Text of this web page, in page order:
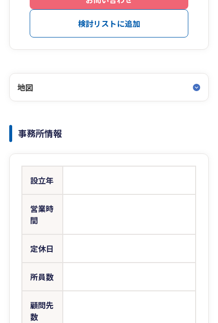
検討リストに追加
地図
事務所情報
設立年
営業時
間
定休日
所員数
顧問先
数